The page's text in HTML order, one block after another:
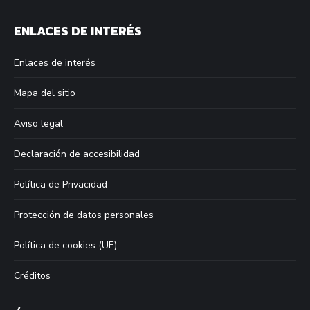
opens
new
window
opens
new
window
opens
new
window
opens
new
ENLACES DE INTERÉS
Enlaces de interés
Mapa del sitio
Aviso legal
Declaración de accesibilidad
Política de Privacidad
Protección de datos personales
Política de cookies (UE)
Créditos